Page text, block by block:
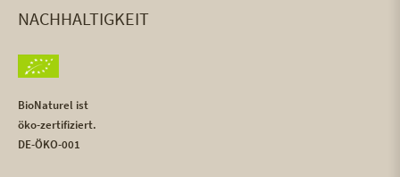
NACHHALTIGKEIT
BioNaturel ist
öko-zertifiziert.
DE-ÖKO-001